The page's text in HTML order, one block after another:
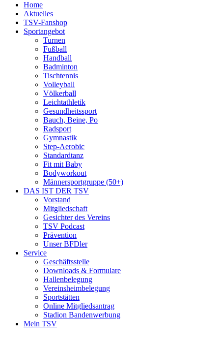
Home
Aktuelles
TSV-Fanshop
Sportangebot
Turnen
Fußball
Handball
Badminton
Tischtennis
Volleyball
Völkerball
Leichtathletik
Gesundheitssport
Bauch, Beine, Po
Radsport
Gymnastik
Step-Aerobic
Standardtanz
Fit mit Baby
Bodyworkout
Männersportgruppe (50+)
DAS IST DER TSV
Vorstand
Mitgliedschaft
Gesichter des Vereins
TSV Podcast
Prävention
Unser BFDler
Service
Geschäftsstelle
Downloads & Formulare
Hallenbelegung
Vereinsheimbelegung
Sportstätten
Online Mitgliedsantrag
Stadion Bandenwerbung
Mein TSV